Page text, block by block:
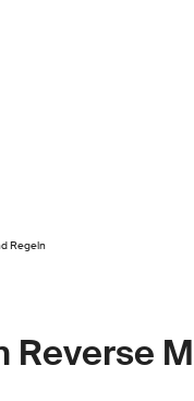
Regeln
Reverse